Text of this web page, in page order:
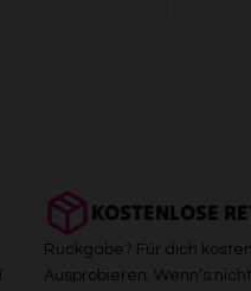
KOSTENLOSE
Rückgabe? Für dich
Ausprobieren. Wenn’s